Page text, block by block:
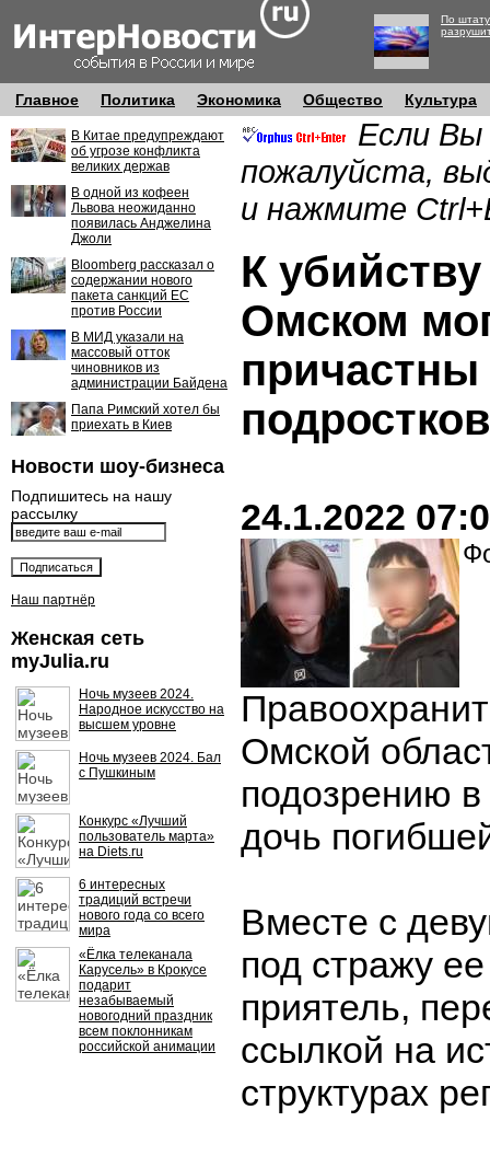
По
Главное Политика Экономика Общество Культура
В Китае предупреждают
об угрозе конфликта
великих держав
В одной из кофеен
Львова неожиданно
появилась Анджелина
Джоли
Bloomberg рассказал о
содержании нового
пакета санкций ЕС
против России
В МИД указали на
массовый отток
чиновников из
администрации Байдена
Папа Римский хотел бы
приехать в Киев
Новости шоу-бизнеса
Подпишитесь на нашу
рассылку
Наш партнёр
Женская сеть
myJulia.ru
Ночь музеев 2024.
Народное искусство на
высшем уровне
Ночь музеев 2024. Бал
с Пушкиным
Конкурс «Лучший
пользователь марта»
на Diets.ru
6 интересных
традиций встречи
нового года со всего
мира
«Ёлка телеканала
Карусель» в Крокусе
подарит
незабываемый
новогодний праздник
всем поклонникам
российской анимации
Если Вы
пожалуйста,
и нажмите
К
Омском
причастны
подростков
24.1.2022
Омской
подозрению
дочь
Вместе с
под стражу
приятель,
ссылкой на
структурах